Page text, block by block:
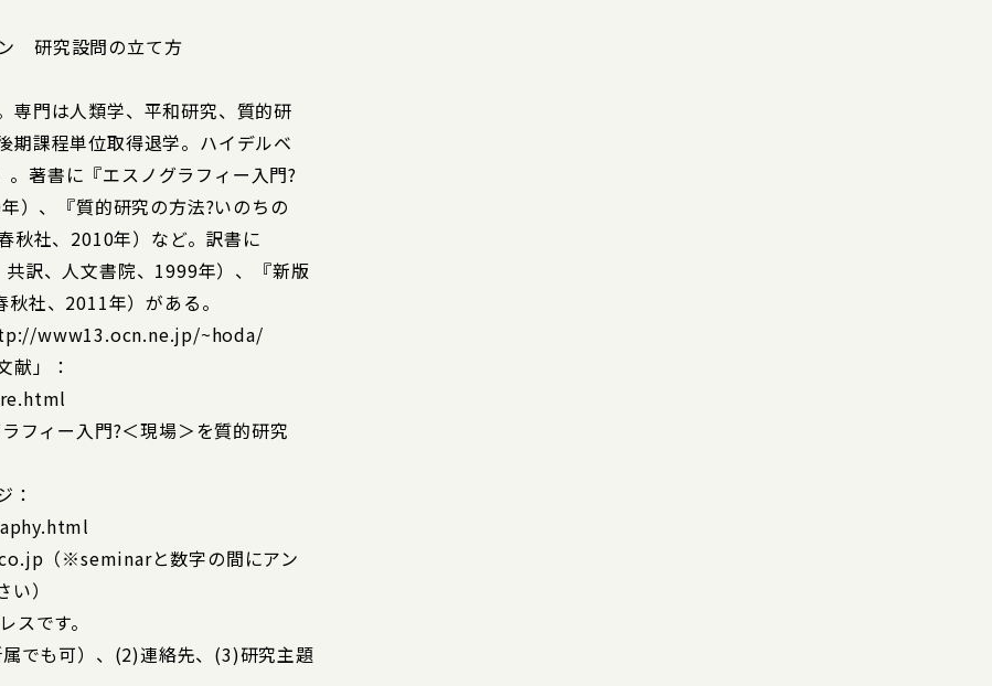
研究設問の立て方
専門は人類学、平和研究、質的研
期課程単位取得退学。ハイデルベ
著書に『エスノグラフィー入門?
）、『質的研究の方法?いのちの
秋社、2010年）など。訳書に
共訳、人文書院、1999年）、『新版
社、2011年）がある。
www13.ocn.ne.jp/~hoda/
献」：
ィー入門?＜現場＞を質的研究
：
（※seminarと数字の間にアン
）
です。
でも可）、(2)連絡先、(3)研究主題